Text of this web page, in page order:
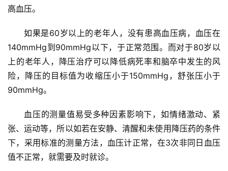
高血压。
如果是60岁以上的老年人，没有患高血压病，血压在
140mmHg到90mmHg以下，于正常范围。而对于80岁以
上的老年人，降压治疗可以降低病死率和脑卒中发生的风
险，降压的目标值为收缩压小于150mmHg，舒张压小于
90mmHg。
血压的测量值易受多种因素影响下，如情绪激动、紧
张、运动等，所以如若在安静、清醒和未使用降压药的条件
下，采用标准的测量方法，血压计正常，在3次非同日血压
值不正常，就需要及时就诊。